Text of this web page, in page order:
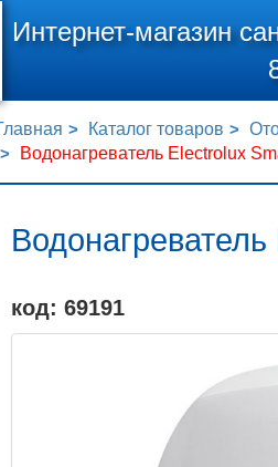
Интернет-магазин
Каталог товаров
Водонагреватель Electrolux
код: 69191